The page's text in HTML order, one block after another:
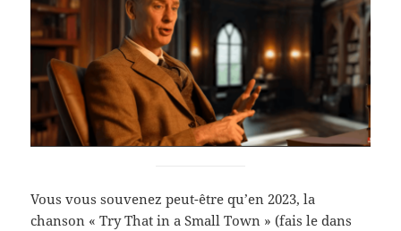
Vous vous souvenez peut-être qu’en 2023, la
chanson « Try That in a Small Town » (fais le dans